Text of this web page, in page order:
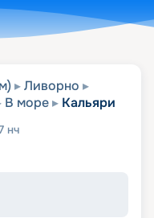
Ливорно
В море Кальяри
нч